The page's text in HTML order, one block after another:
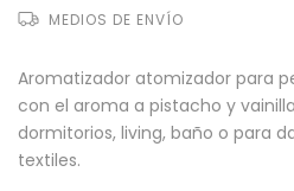
MEDIOS DE ENVÍO
Aromatizador atomizador para
con el aroma a pistacho y
dormitorios, living, baño o para
textiles.